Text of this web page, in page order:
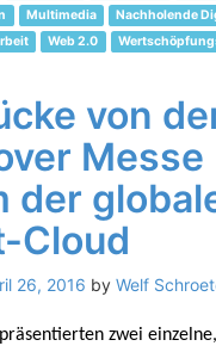
Multimedia Nachholende
Web 2.0
von
Messe
der
Cloud
26, 2016 by Welf
zwei